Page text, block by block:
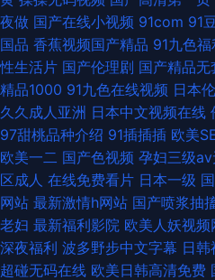
夜做 国产在线小视频 91com 91
国品 香蕉视频国产精品 91九色福
性生活片 国产伦理剧 国产精品无
精品1000 91九色在线视频 日本
久久成人亚洲 日本中文视频在线
97甜桃品种介绍 91插插插 欧美
欧美一二 国产色视频 孕妇三级
区成人 在线免费看片 日本一级
网站 最新激情h网站 国产喷浆抽
老妇 最新福利影院 欧美人妖视频
深夜福利 波多野步中文字幕 日
超碰无码在线 欧美日韩高清免费